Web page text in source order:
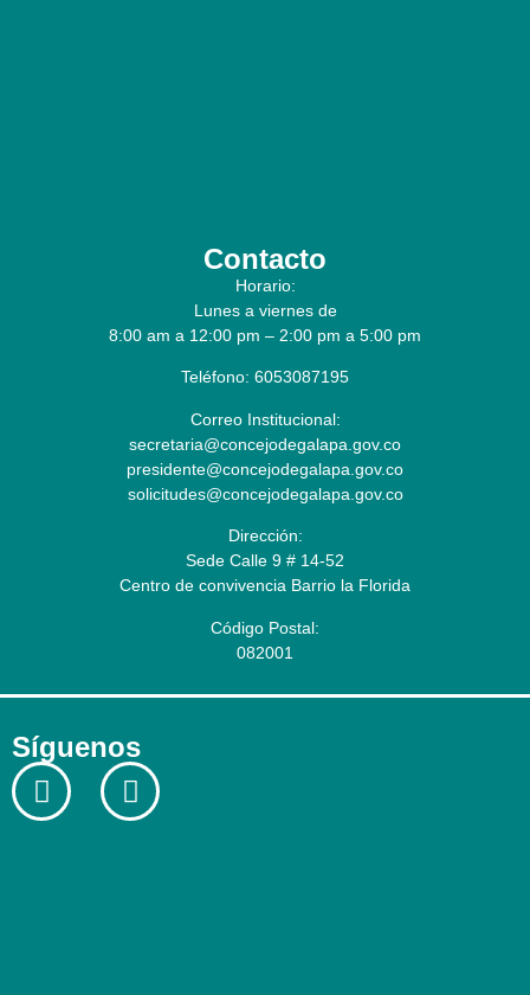
Contacto
Horario:
Lunes a viernes de
8:00 am a 12:00 pm – 2:00 pm a 5:00 pm
Teléfono: 6053087195
Correo Institucional:
secretaria@concejodegalapa.gov.co
presidente@concejodegalapa.gov.co
solicitudes@concejodegalapa.gov.co
Dirección:
Sede Calle 9 # 14-52
Centro de convivencia Barrio la Florida
Código Postal:
082001
Síguenos